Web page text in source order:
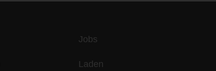
Jobs
Laden